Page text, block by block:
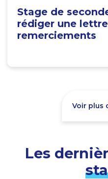
Stage de
rédiger une
remerciements
Voir plus
Les